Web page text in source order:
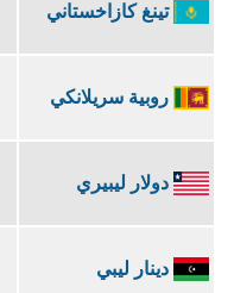
تينغ كازاخستاني
روبية سريلانكي
دولار ليبيري
دينار ليبي